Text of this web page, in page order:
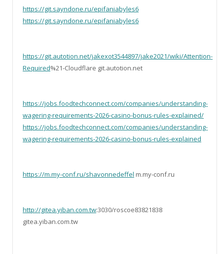
https://git.sayndone.ru/epifaniabyles6
https://git.sayndone.ru/epifaniabyles6
https://git.autotion.net/jakexot3544897/jake2021/wiki/Attention-
Required%21-Cloudflare git.autotion.net
https://jobs.foodtechconnect.com/companies/understanding-
wagering-requirements-2026-casino-bonus-rules-explained/
https://jobs.foodtechconnect.com/companies/understanding-
wagering-requirements-2026-casino-bonus-rules-explained
https://m.my-conf.ru/shavonnedeffel m.my-conf.ru
http://gitea.yiban.com.tw:3030/roscoe83821838
gitea.yiban.com.tw